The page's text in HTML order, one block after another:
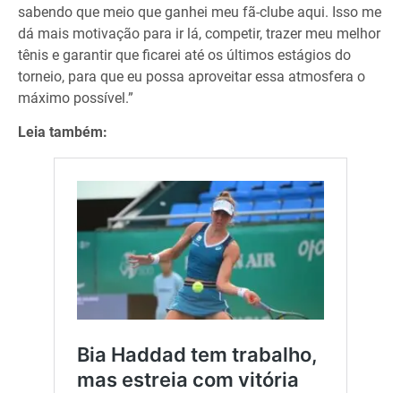
sabendo que meio que ganhei meu fã-clube aqui. Isso me
dá mais motivação para ir lá, competir, trazer meu melhor
tênis e garantir que ficarei até os últimos estágios do
torneio, para que eu possa aproveitar essa atmosfera o
máximo possível.”
Leia também: